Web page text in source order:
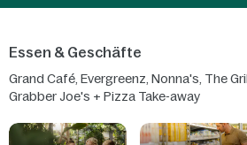
Essen & Geschäfte
Grand Café, Evergreenz, Nonna's, The
Grabber Joe's + Pizza Take-away